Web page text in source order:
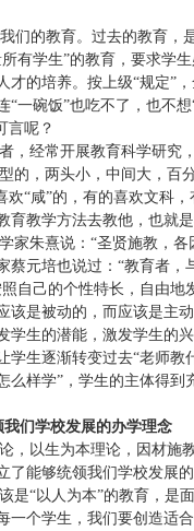
们的教育。过去的教育，
有学生”的教育，要求学
才的培养。按上级“规定”
“一碗饭”也吃不了，也不
言呢？
，经常开展教育科学研究
的，两头小，中间大，百
欢“咸”的，有的喜欢文科
育教学方法去教他，也就
家朱熹说：“圣贤施教，
蔡元培也说过：“教育者
自己的个性特长，自由地
该是被动的，而应该是主
学生的潜能，激发学生的
学生逐渐转变过去“老师教
么样学”，学生的主体得到
我们学校发展的办学理念
，以生为本理论，因材施
了能够统领我们学校发展的
是“以人为本”的教育，是
一个学生，我们要创造适